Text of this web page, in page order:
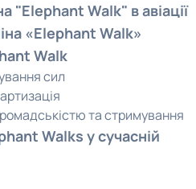
"Elephant Walk" в авіації
«Elephant Walk»
Walk
сил
та стримування
Walks у сучасній